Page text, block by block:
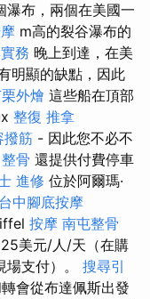
瀑布，兩個在美國一
m高的裂谷瀑布的
務 晚上到達，在美
明顯的缺點，因此
外燴 這些船在頂部
整復 推拿
撥筋 - 因此您不必不
骨 還提供付費停車
進修 位於阿爾瑪·
台中腳底按摩
按摩 南屯整骨
美元/人/天（在購
支付）。 搜尋引
會從布達佩斯出發